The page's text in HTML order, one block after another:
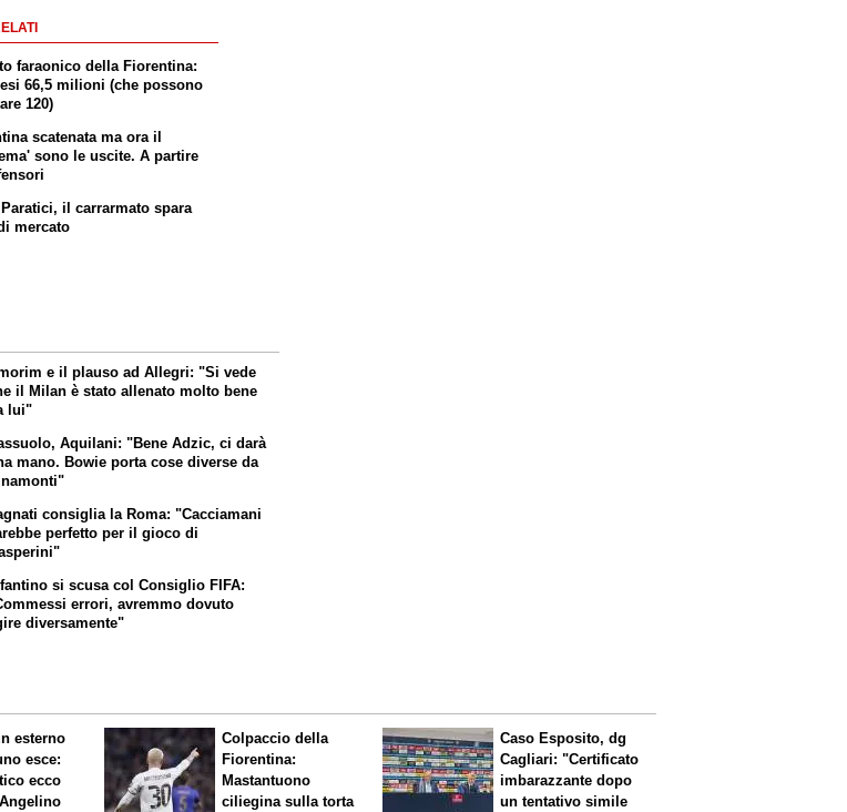
faraonico della Fiorentina:
66,5 milioni (che possono
120)
scatenata ma ora il
sono le uscite. A partire
il carrarmato spara
mercato
e il plauso ad Allegri: "Si vede
il Milan è stato allenato molto bene
lui"
Aquilani: "Bene Adzic, ci darà
mano. Bowie porta cose diverse da
consiglia la Roma: "Cacciamani
perfetto per il gioco di
si scusa col Consiglio FIFA:
errori, avremmo dovuto
diversamente"
esterno
esce:
ecco
Colpaccio della
Fiorentina:
Mastantuono
ciliegina sulla torta
Caso Esposito, dg
Cagliari: "Certificato
imbarazzante dopo
un tentativo simile